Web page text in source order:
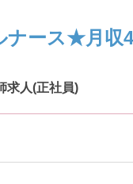
ース★月収
求人(正社員)